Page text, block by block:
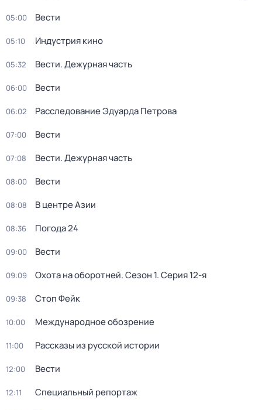
05:00 Вести
05:10 Индустрия кино
05:32 Вести. Дежурная часть
06:00 Вести
06:02 Расследование Эдуарда Петрова
07:00 Вести
07:08 Вести. Дежурная часть
08:00 Вести
08:08 В центре Азии
08:36 Погода 24
09:00 Вести
09:09 Охота на оборотней. Сезон 1. Серия 12-я
09:38 Стоп Фейк
10:00 Международное обозрение
11:00 Рассказы из русской истории
12:00 Вести
12:11 Специальный репортаж